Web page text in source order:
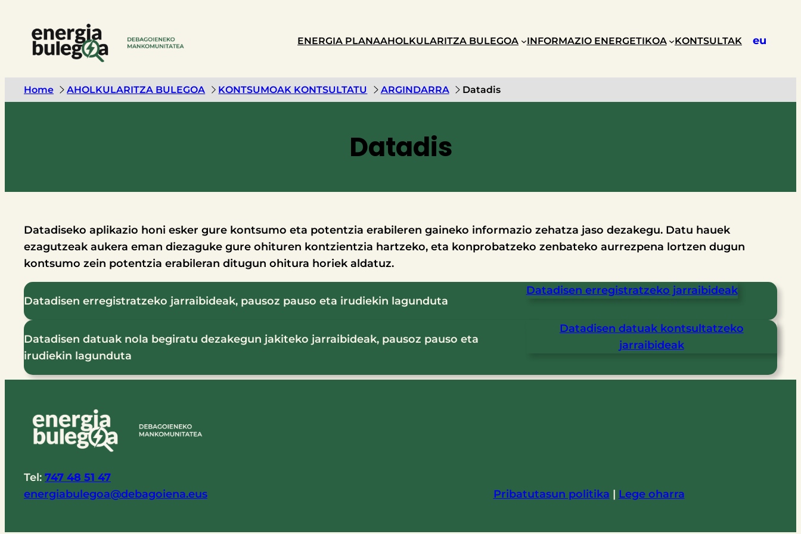
ENERGIA PLANAAHOLKULARITZA BULEGOA INFORMAZIO ENERGETIKOA KONTSULTAK eu
Home AHOLKULARITZA BULEGOA KONTSUMOAK KONTSULTATU ARGINDARRA Datadis
Datadis
Datadiseko aplikazio honi esker gure kontsumo eta potentzia erabileren gaineko informazio zehatza jaso dezakegu. Datu hauek
ezagutzeak aukera eman diezaguke gure ohituren kontzientzia hartzeko, eta konprobatzeko zenbateko aurrezpena lortzen dugun
kontsumo zein potentzia erabileran ditugun ohitura horiek aldatuz.
Datadisen erregistratzeko jarraibideak, pausoz pauso eta irudiekin lagunduta
Datadisen erregistratzeko jarraibideak
Datadisen datuak nola begiratu dezakegun jakiteko jarraibideak, pausoz pauso eta
irudiekin lagunduta
Datadisen datuak kontsultatzeko
jarraibideak
Tel: 747 48 51 47
energiabulegoa@debagoiena.eus
Pribatutasun politika | Lege oharra